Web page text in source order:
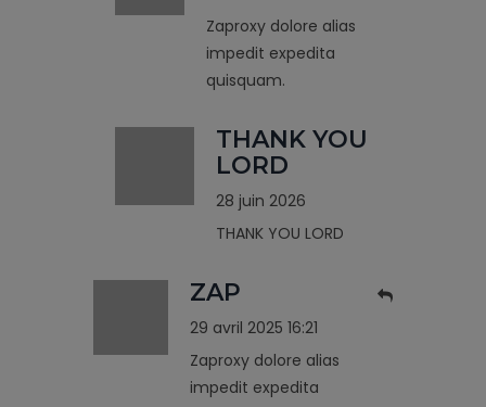
Zaproxy dolore alias
impedit expedita
quisquam.
THANK YOU
LORD
28 juin 2026
THANK YOU LORD
ZAP
29 avril 2025 16:21
Zaproxy dolore alias
impedit expedita